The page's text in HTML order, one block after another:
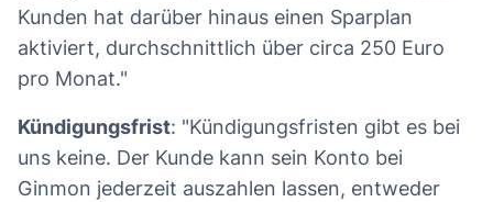
Kunden hat darüber hinaus einen Sparplan
aktiviert, durchschnittlich über circa 250 Euro
pro Monat."
Kündigungsfrist: "Kündigungsfristen gibt es bei
uns keine. Der Kunde kann sein Konto bei
Ginmon jederzeit auszahlen lassen, entweder